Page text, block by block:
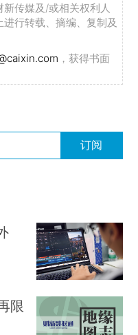
传媒及/或相关权利人
行转载、摘编、复制及
，获得书面
订阅
限